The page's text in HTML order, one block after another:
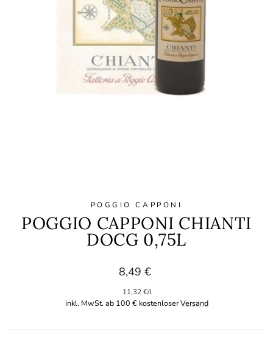
POGGIO CAPPONI
POGGIO CAPPONI CHIANTI
DOCG 0,75L
Normaler
8,49 €
11,32 €/l
inkl. MwSt. ab 100 € kostenloserVersand